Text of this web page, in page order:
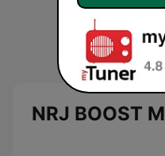
NRJ BOOST